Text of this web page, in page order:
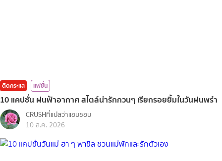
ติดกระแส แฟชั่น
10 แคปชั่น ฝนฟ้าอากาศ สไตล์น่ารักกวนๆ เรียกรอยยิ้มในวันฝนพรำ
CRUSHที่แปลว่าแอบชอบ
10 ส.ค. 2026